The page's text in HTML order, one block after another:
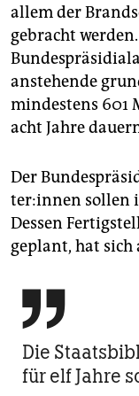
allem der
gebracht
anstehende
mindestens 601
acht Jahre
Der
te­r:in­nen sollen
Dessen
geplant, hat sich

Die
für elf Jahre